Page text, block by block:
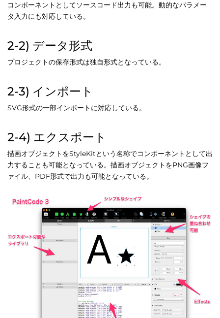
コンポーネントとしてソースコード出力も可能。動的なパラメー
タ入力にも対応している。
2-2) データ形式
プロジェクトの保存形式は独自形式となっている。
2-3) インポート
SVG形式の一部インポートに対応している。
2-4) エクスポート
描画オブジェクトをStyleKitという名称でコンポーネントとして出
力することも可能となっている。描画オブジェクトをPNG画像フ
ァイル、PDF形式で出力も可能となっている。